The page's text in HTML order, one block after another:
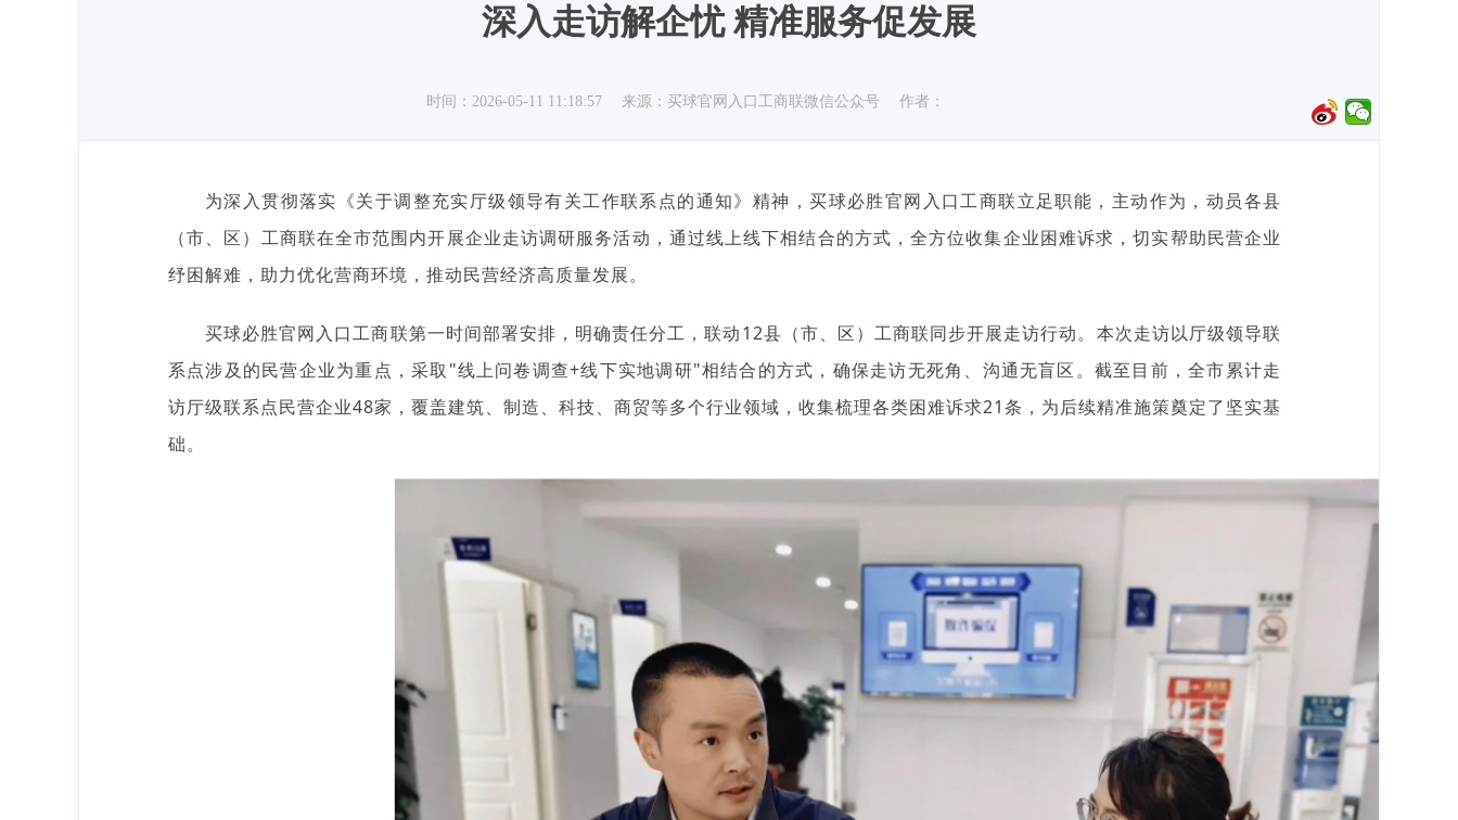
深入走访解企忧 精准服务促发展
时间：2026-05-11 11:18:57 来源：买球官网入口工商联微信公众号 作者：
为深入贯彻落实《关于调整充实厅级领导有关工作联系点的通知》精神，买球必胜官网入口工商联立足职能，主动作为，动员各县
（市、 区）工商联在全市范围内开展企业走访调研服务活动，通过线上线下相结合的方式，全方位收集企业困难诉求，切实帮助民营企业
纾困解难，助力优化营商环境，推动民营经济高质量发展。
买球必胜官网入口工商联第一时间部署安排，明确责任分工，联动12县（市、区）工商联同步开展走访行动。本次走访以厅级领导联
系点涉及的民营企业为重点，采取"线上问卷调查+线下实地调研"相结合的方式，确保走访无死角、沟通无盲区。截至目前，全市累计走
访厅级联系点民营企业48家，覆盖建筑、制造、科技、商贸等多个行业领域，收集梳理各类困难诉求21条，为后续精准施策奠定了坚实基
础。